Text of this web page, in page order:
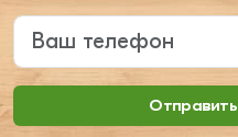
Ваш телефон
Отправить